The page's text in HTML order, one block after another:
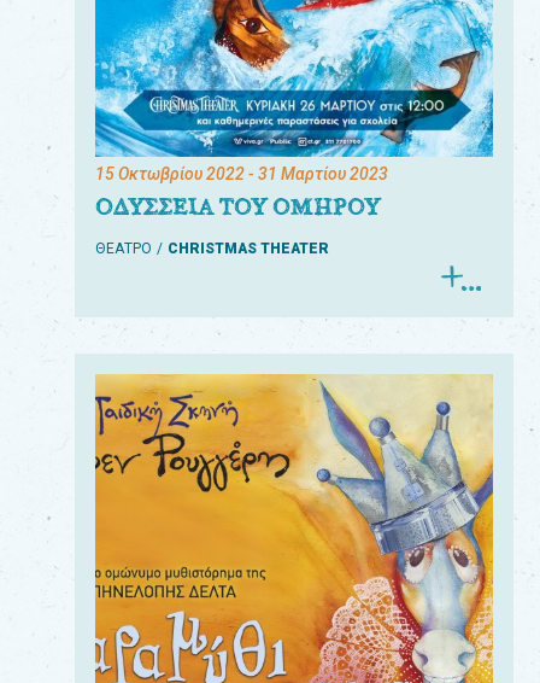
15 Οκτωβρίου 2022- 31 Μαρτίου 2023
ΟΔΥΣΣΕΙΑ ΤΟΥ ΟΜΗΡΟΥ
ΘΕΑΤΡΟ CHRISTMAS THEATER